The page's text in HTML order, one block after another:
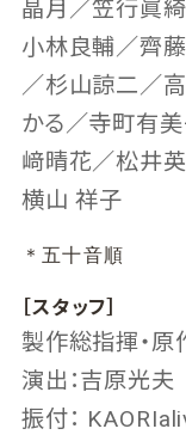
晶月／笠行眞
小林良輔／齊
／杉山諒二／
かる／寺町有
﨑晴花／松井
横山 祥子
＊五十音順
［スタッフ］
製作総指揮・原
演出：吉原光夫
振付：